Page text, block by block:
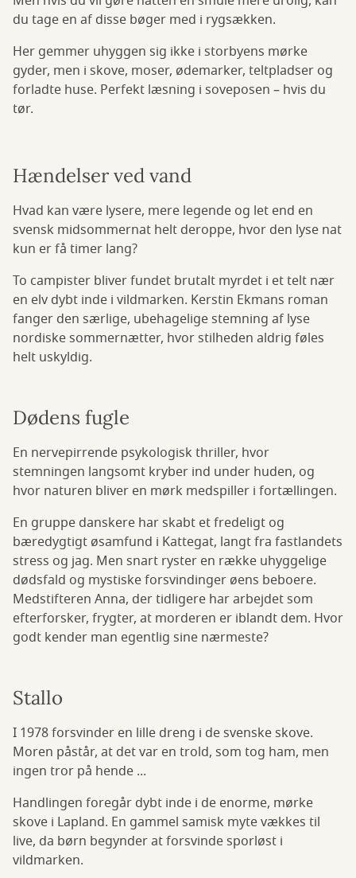
du tage en af disse bøger med i rygsækken.
Her gemmer uhyggen sig ikke i storbyens mørke
gyder, men i skove, moser, ødemarker, teltpladser og
forladte huse. Perfekt læsning i soveposen – hvis du
tør.
Hændelser ved vand
Hvad kan være lysere, mere legende og let end en
svensk midsommernat helt deroppe, hvor den lyse nat
kun er få timer lang?
To campister bliver fundet brutalt myrdet i et telt nær
en elv dybt inde i vildmarken. Kerstin Ekmans roman
fanger den særlige, ubehagelige stemning af lyse
nordiske sommernætter, hvor stilheden aldrig føles
helt uskyldig.
Dødens fugle
En nervepirrende psykologisk thriller, hvor
stemningen langsomt kryber ind under huden, og
hvor naturen bliver en mørk medspiller i fortællingen.
En gruppe danskere har skabt et fredeligt og
bæredygtigt øsamfund i Kattegat, langt fra fastlandets
stress og jag. Men snart ryster en række uhyggelige
dødsfald og mystiske forsvindinger øens beboere.
Medstifteren Anna, der tidligere har arbejdet som
efterforsker, frygter, at morderen er iblandt dem. Hvor
godt kender man egentlig sine nærmeste?
Stallo
I 1978 forsvinder en lille dreng i de svenske skove.
Moren påstår, at det var en trold, som tog ham, men
ingen tror på hende ...
Handlingen foregår dybt inde i de enorme, mørke
skove i Lapland. En gammel samisk myte vækkes til
live, da børn begynder at forsvinde sporløst i
vildmarken.